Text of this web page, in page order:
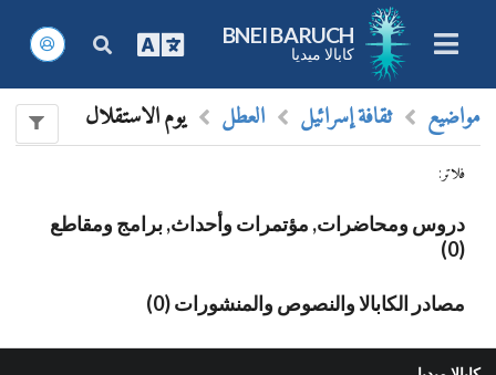
BNEI BARUCH
كابالا ميديا
مواضيع ثقافة إسرائيل العطل يوم الاستقلال
فلاتر :
دروس ومحاضرات, مؤتمرات وأحداث, برامج ومقاطع
(0)
مصادر الكابالا والنصوص والمنشورات (0)